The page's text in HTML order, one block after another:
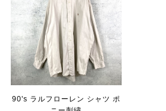
90's ラルフローレン シャツ ポ